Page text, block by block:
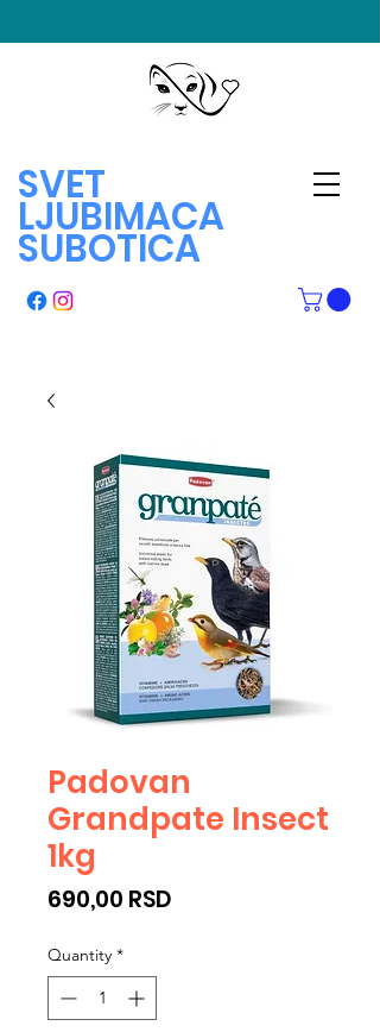
SVET
LJUBIMACA
SUBOTICA
Padovan
Grandpate Insect
1kg
690,00 RSD
Quantity *